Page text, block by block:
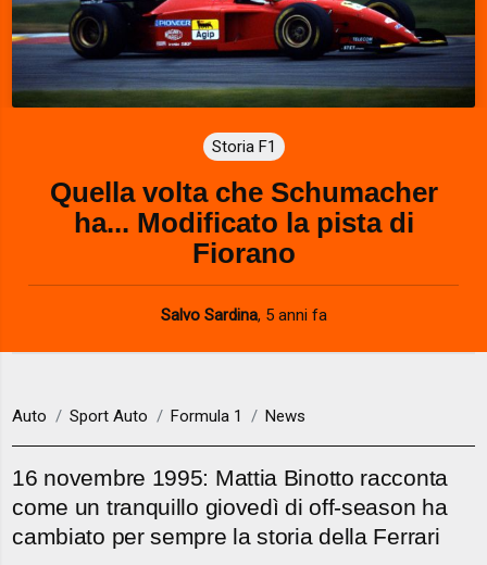
Storia F1
Quella volta che Schumacher
ha... Modificato la pista di
Fiorano
Salvo Sardina, 5 anni fa
Auto Sport Auto Formula 1 News
16 novembre 1995: Mattia Binotto racconta
come un tranquillo giovedì di off-season ha
cambiato per sempre la storia della Ferrari